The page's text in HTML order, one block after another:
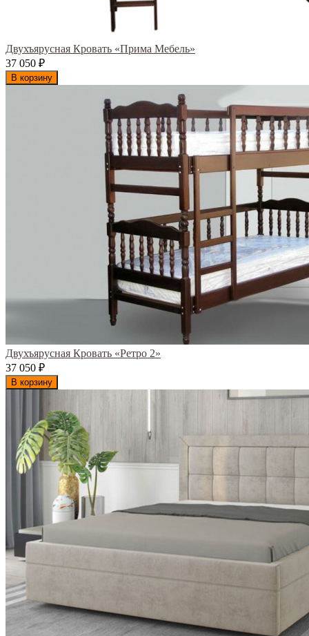
Двухъярусная Кровать «Прима Мебель»
37 050 ₽
В корзину
Двухъярусная Кровать «Ретро 2»
37 050 ₽
В корзину